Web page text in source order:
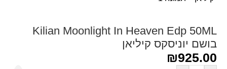
Kilian Moonlight In Heaven Edp 50ML
בושם יוניסקס קיליאן
₪925.00